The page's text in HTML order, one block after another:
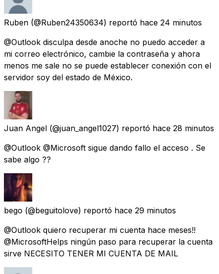
Ruben (@Ruben24350634) reportó hace 24 minutos
@Outlook disculpa desde anoche no puedo acceder a
mi correo electrónico, cambie la contraseña y ahora
menos me sale no se puede establecer conexión con el
servidor soy del estado de México.
Juan Angel (@juan_angel1027) reportó hace 28 minutos
@Outlook @Microsoft sigue dando fallo el acceso . Se
sabe algo ??
bego (@beguitolove) reportó hace 29 minutos
@Outlook quiero recuperar mi cuenta hace meses!!
@MicrosoftHelps ningún paso para recuperar la cuenta
sirve NECESITO TENER MI CUENTA DE MAIL